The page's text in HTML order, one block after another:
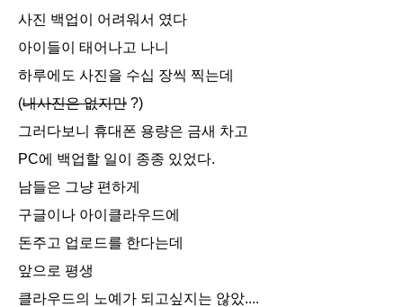
사진 백업이 어려워서 였다
아이들이 태어나고 나니
하루에도 사진을 수십 장씩 찍는데
(내사진은 없지만 ?)
그러다보니 휴대폰 용량은 금새 차고
PC에 백업할 일이 종종 있었다.
남들은 그냥 편하게
구글이나 아이클라우드에
돈주고 업로드를 한다는데
앞으로 평생
클라우드의 노예가 되고싶지는 않았....